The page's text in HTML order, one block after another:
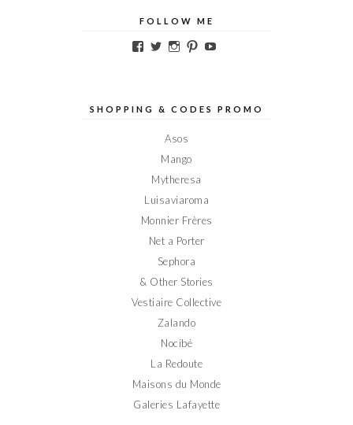
FOLLOW ME
Voir
sur
Voir
sur
Voir
sur
Voir
sur sur
SHOPPING & CODES PROMO
Asos
Mango
Mytheresa
Luisaviaroma
Monnier Frères
Net a Porter
Sephora
& Other Stories
Vestiaire Collective
Zalando
Nocibé
La Redoute
Maisons du Monde
Galeries Lafayette